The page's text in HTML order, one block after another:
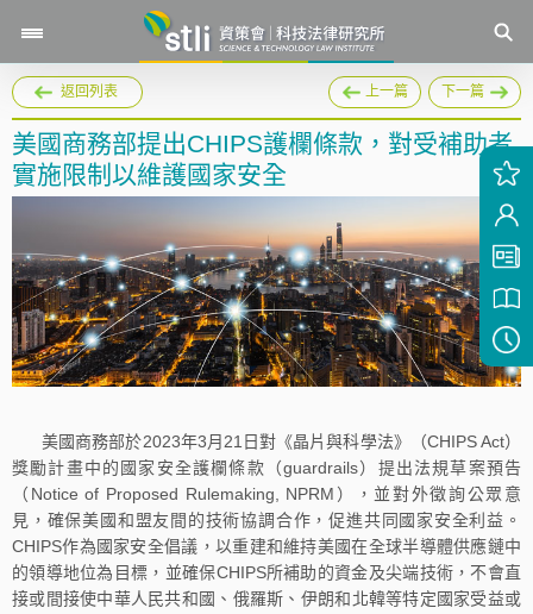
返回列表 上一篇 下一篇
美國商務部提出CHIPS護欄條款，對受補助者
實施限制以維護國家安全
美國商務部於2023年3月21日對《晶片與科學法》（CHIPS Act）
獎勵計畫中的國家安全護欄條款（guardrails）提出法規草案預告
（Notice of Proposed Rulemaking, NPRM），並對外徵詢公眾意
見，確保美國和盟友間的技術協調合作，促進共同國家安全利益。
CHIPS作為國家安全倡議，以重建和維持美國在全球半導體供應鏈中
的領導地位為目標，並確保CHIPS所補助的資金及尖端技術，不會直
接或間接使中華人民共和國、俄羅斯、伊朗和北韓等特定國家受益或